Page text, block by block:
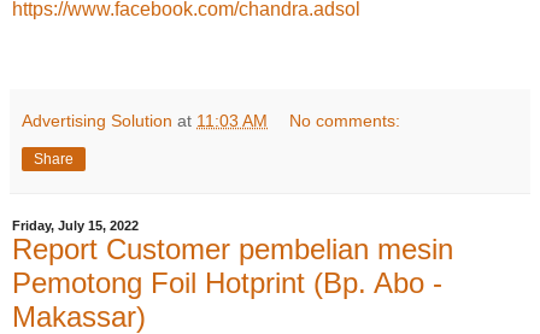
https://www.facebook.com/chandra.adsol
Advertising Solution at 11:03 AM No comments:
Share
Friday, July 15, 2022
Report Customer pembelian mesin
Pemotong Foil Hotprint (Bp. Abo -
Makassar)